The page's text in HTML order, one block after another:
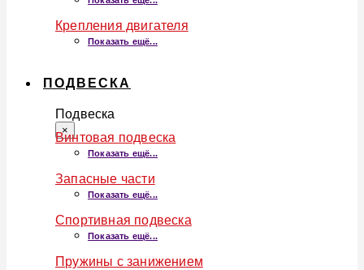
Крепления двигателя
Показать ещё...
ПОДВЕСКА
Подвеска
×
Винтовая подвеска
Показать ещё...
Запасные части
Показать ещё...
Спортивная подвеска
Показать ещё...
Пружины с занижением